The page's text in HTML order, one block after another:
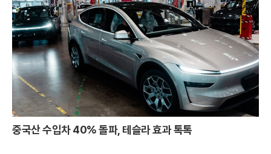
중국산 수입차 40% 돌파, 테슬라 효과 톡톡